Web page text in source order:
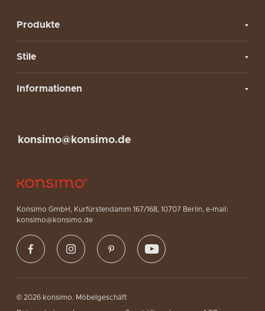
Produkte
Stile
Informationen
Konsimo GmbH, Kurfürstendamm 167/168, 10707 Berlin, e-mail:
konsimo@konsimo.de
konsimo@konsimo.de
© 2026 konsimo. Möbelgeschäft